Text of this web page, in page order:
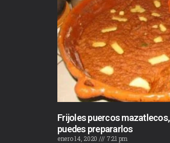
Frijoles puercos
puedes prepararlos
enero 14, 2020
7:21 pm